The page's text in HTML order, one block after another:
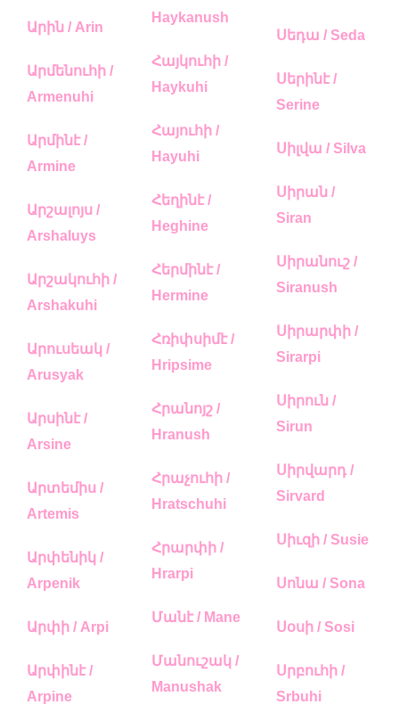
Արին / Arin
Արմենուհի /
Armenuhi
Արմինէ /
Armine
Արշալոյս /
Arshaluys
Արշակուհի /
Arshakuhi
Արուսեակ /
Arusyak
Արսինէ /
Arsine
Արտեմիս /
Artemis
Արփենիկ /
Arpenik
Արփի / Arpi
Արփինէ /
Arpine
Haykanush
Հայկուհի /
Haykuhi
Հայուհի /
Hayuhi
Հեղինէ /
Heghine
Հերմինէ /
Hermine
Հռիփսիմէ /
Hripsime
Հրանոյշ /
Hranush
Հրաչուհի /
Hratschuhi
Հրարփի /
Hrarpi
Մանէ / Mane
Մանուշակ /
Manushak
Սեդա / Seda
Սերինէ /
Serine
Սիլվա / Silva
Սիրան /
Siran
Սիրանուշ /
Siranush
Սիրարփի /
Sirarpi
Սիրուն /
Sirun
Սիրվարդ /
Sirvard
Սիւզի / Susie
Սոնա / Sona
Սօսի / Sosi
Սրբուհի /
Srbuhi